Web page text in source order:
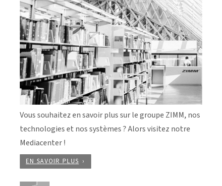
Vous souhaitez en savoir plus sur le groupe ZIMM, nos
technologies et nos systèmes ? Alors visitez notre
Mediacenter !
EN SAVOIR PLUS